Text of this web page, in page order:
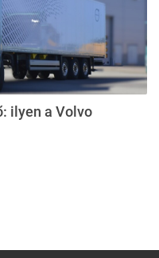
ilyen a Volvo